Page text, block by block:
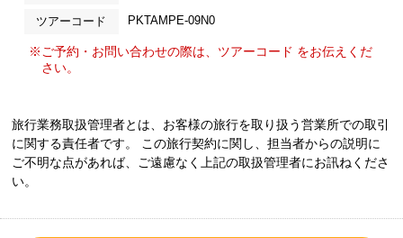
ツアーコード PKTAMPE-09N0
※ご予約・お問い合わせの際は、ツアーコード をお伝えくだ
さい。
旅行業務取扱管理者とは、お客様の旅行を取り扱う営業所での取引
に関する責任者です。 この旅行契約に関し、担当者からの説明に
ご不明な点があれば、ご遠慮なく上記の取扱管理者にお訊ねくださ
い。